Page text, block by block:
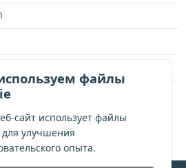
файлы
сайт использует файлы
для улучшения
опыта.